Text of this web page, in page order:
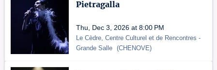
Pietragalla
Thu, Dec 3, 2026 at 8:00 PM
Le Cèdre, Centre Culturel et de Rencontres -
Grande Salle (CHENOVE)